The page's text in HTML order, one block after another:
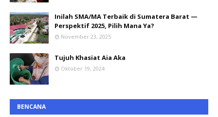
Inilah SMA/MA Terbaik di Sumatera Barat —
Perspektif 2025, Pilih Mana Ya?
November 23, 2025
Tujuh Khasiat Aia Aka
Oktober 19, 2024
BENCANA